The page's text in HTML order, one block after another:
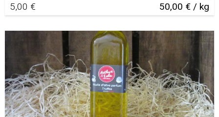
5,00 € 50,00 € / kg